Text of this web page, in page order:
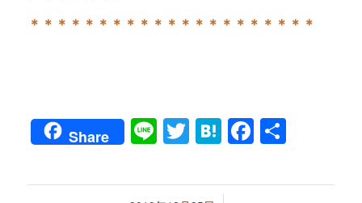
＊＊＊＊＊＊＊＊＊＊＊＊＊＊＊＊＊＊＊＊＊
Share LineTwitter
Hatena共